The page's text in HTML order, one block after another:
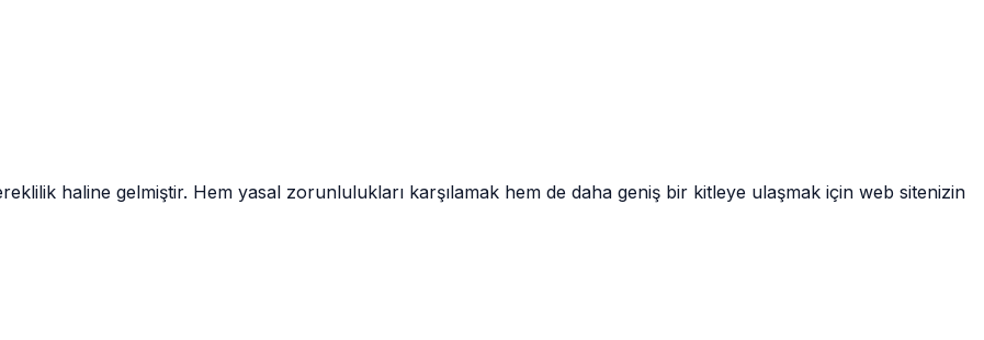
haline gelmiştir. Hem yasal zorunlulukları karşılamak hem de daha geniş bir kitleye ulaşmak için web sitenizin